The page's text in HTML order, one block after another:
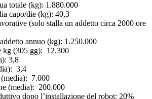
totale (kg): 1.880.000
capo/die (kg): 40,3
(solo stalla un addetto circa 2000 ore
addetto annuo (kg): 1.250.000
kg (305 gg): 12.300
3,8
3,4
(media): 7.000
(media): 200.000
dopo l’installazione del robot: 20%